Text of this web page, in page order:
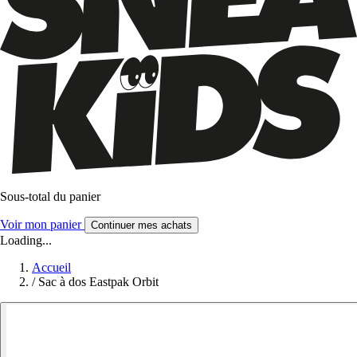
Sous-total du panier
Voir mon panier Continuer mes achats
Loading...
Accueil
/ Sac à dos Eastpak Orbit